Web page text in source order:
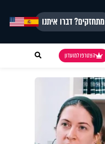
מתחזקים? דברו איתנו
הצטרפו למועדון